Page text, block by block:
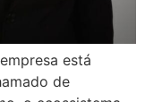
está
de